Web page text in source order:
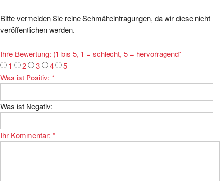
Bitte vermeiden Sie reine Schmäheintragungen, da wir diese nicht
veröffentlichen werden.
Ihre Bewertung: (1 bis 5, 1 = schlecht, 5 = hervorragend*
1
2 3 4
5
Was ist Positiv: *
Was ist Negativ:
Ihr Kommentar: *